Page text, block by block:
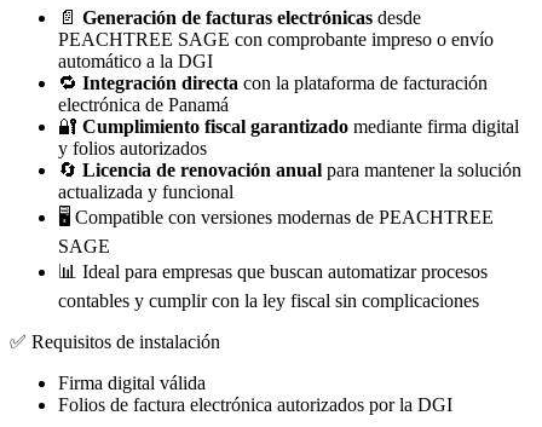
📄 Generación de facturas electrónicas desde
PEACHTREE SAGE con comprobante impreso o envío
automático a la DGI
🔁 Integración directa con la plataforma de facturación
electrónica de Panamá
🔐 Cumplimiento fiscal garantizado mediante firma digital
y folios autorizados
🔄 Licencia de renovación anual para mantener la solución
actualizada y funcional
🖥️ Compatible con versiones modernas de PEACHTREE
SAGE
📊 Ideal para empresas que buscan automatizar procesos
contables y cumplir con la ley fiscal sin complicaciones
✅ Requisitos de instalación
Firma digital válida
Folios de factura electrónica autorizados por la DGI